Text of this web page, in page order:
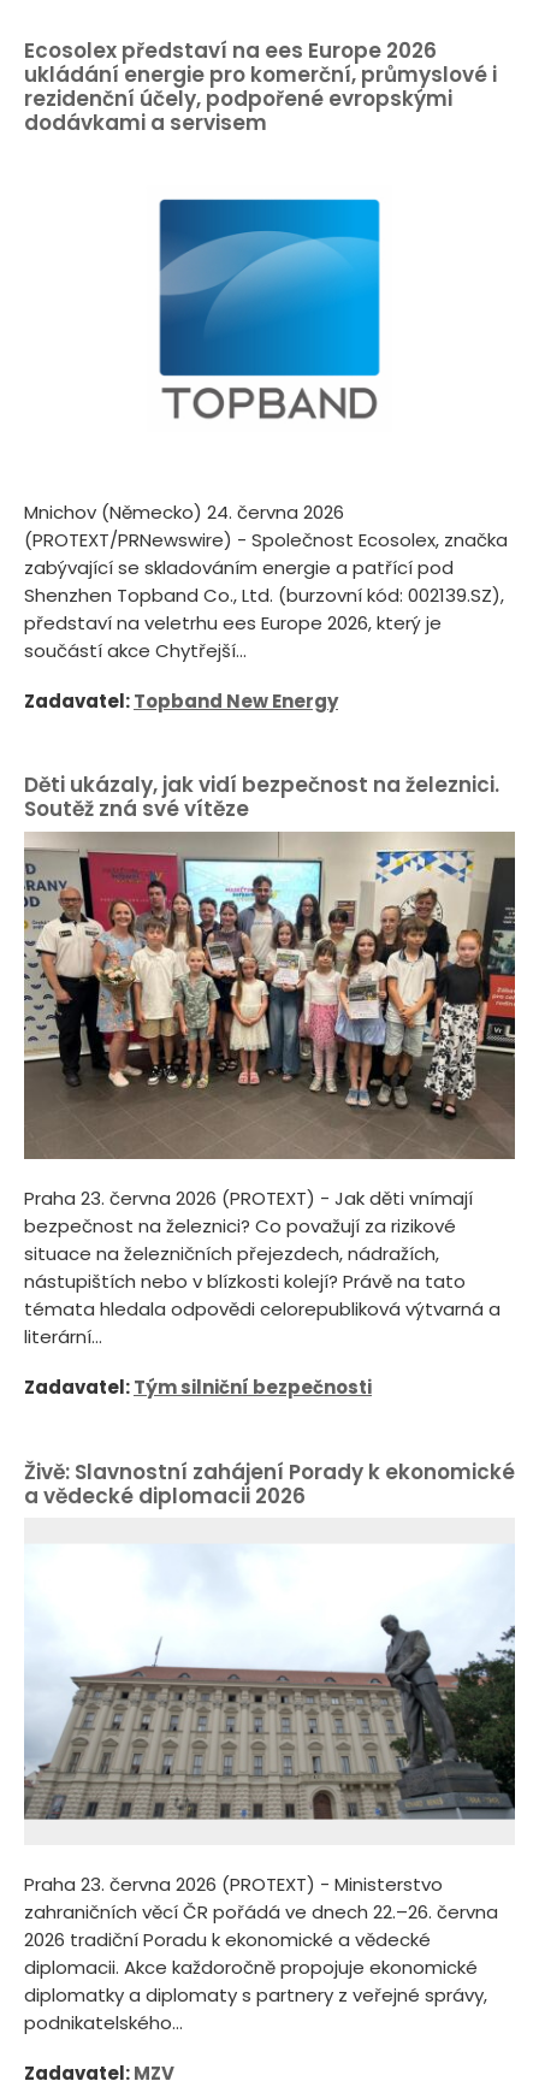
Ecosolex představí na ees Europe 2026
ukládání energie pro komerční, průmyslové i
rezidenční účely, podpořené evropskými
dodávkami a servisem
Mnichov (Německo) 24. června 2026
(PROTEXT/PRNewswire) - Společnost Ecosolex, značka
zabývající se skladováním energie a patřící pod
Shenzhen Topband Co., Ltd. (burzovní kód: 002139.SZ),
představí na veletrhu ees Europe 2026, který je
součástí akce Chytřejší...
Zadavatel:Topband New Energy
Děti ukázaly, jak vidí bezpečnost na železnici.
Soutěž zná své vítěze
Praha 23. června 2026 (PROTEXT) - Jak děti vnímají
bezpečnost na železnici? Co považují za rizikové
situace na železničních přejezdech, nádražích,
nástupištích nebo v blízkosti kolejí? Právě na tato
témata hledala odpovědi celorepubliková výtvarná a
literární...
Zadavatel:Tým silniční bezpečnosti
Živě: Slavnostní zahájení Porady k ekonomické
a vědecké diplomacii 2026
Praha 23. června 2026 (PROTEXT) - Ministerstvo
zahraničních věcí ČR pořádá ve dnech 22.–26. června
2026 tradiční Poradu k ekonomické a vědecké
diplomacii. Akce každoročně propojuje ekonomické
diplomatky a diplomaty s partnery z veřejné správy,
podnikatelského...
Zadavatel:MZV